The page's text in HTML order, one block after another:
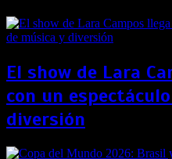
El show de Lara
con un
diversión